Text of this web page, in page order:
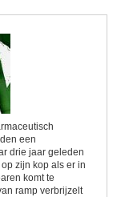
een
drie jaar geleden
zijn kop als er in
komt te
ramp verbrijzelt